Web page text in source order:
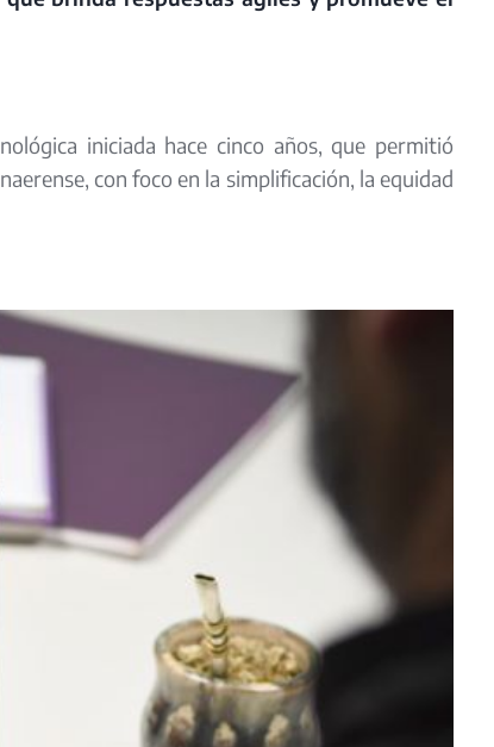
iniciada hace cinco años, que permitió
con foco en la simplificación, la equidad